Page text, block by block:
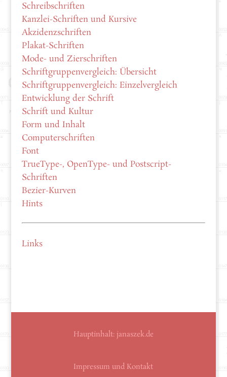
Schreibschriften
Kanzlei-Schriften und Kursive
Akzidenzschriften
Plakat-Schriften
Mode- und Zierschriften
Schriftgruppenvergleich: Übersicht
Schriftgruppenvergleich: Einzelvergleich
Entwicklung der Schrift
Schrift und Kultur
Form und Inhalt
Computerschriften
Font
TrueType-, OpenType- und Postscript-
Schriften
Bezier-Kurven
Hints
Links
Hauptinhalt: janaszek.de
Impressum und Kontakt